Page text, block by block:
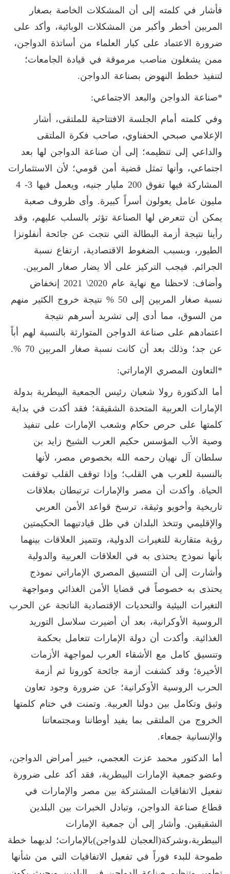
فأشار في كلمته إلى أن المشكلات الخاصة بصغار
المربين أخطر وأكبر من المشكلات الوبائية، وأكد على
ضرورة الاعتماد على كبار العلماء من أساتذة الدواجن،
ممن يشغلون مناصب مرموقة في قيادة الجامعات؛
لتنفيذ خطط النهوض بصناعة الدواجن.
*صناعة الدواجن والبعد الاجتماعي:
وفي كلمته أمام الجلسة الافتتاحية للملتقى، أشار
الإعلامي صبحي الحفناوي، صاحب فكرة الملتقى
والداعي إلى تنظيمه؛ إلى أن صناعة الدواجن لها بعد
اجتماعي، وأنها تمثل قضية أمن قومي؛ لأن الاستثمارات
المشاركة فيها تفوق 200 مليار جنيه، ويعمل فيها 3
-
4
مليون عامل يعولون أسراً كبيرة. وأى ظروف صعبة
يمكن أن تتعرض لها الصناعة تؤثر بالسلب عليهم، وقد
رأينا نتيجة أزمة البطالة التي نتجت عن جائحة أنفلونزا
الطيور، وبسبب الضغوط الاقتصادية، ارتفاع نسبة
الجرائم. فيجب التركيز على ألا يضار صغار المربين.
وأضاف: لاحظنا مع نهاية عام \2020
2021
إنخفاض
نسبة صغار المربين إلى 50 % نتيجة خروج الكثير منهم
من السوق، مما أدى إلى تشريد أسرهم نتيجة
اعتمادهم على صناعة الدواجن المتوارثة بالنسبة لهم أباً
عن جد؛ وذلك بعد أن كانت نسبة صغار المربين 70
%.
*التعاون المصري الإماراتي:
أما الدكتورة رولا شعبان رئيس الجمعية البيطرية بدولة
الإمارات العربية المتحدة الشقيقة؛ فقد أكدت في بداية
كلمتها على حرص حكام وشعب الإمارات على تنفيذ
وصية الأب المؤسس حكيم العرب الشيخ زايد بن
سلطان آل نهيان رحمه الله بخصوص مصر، لأنها
بالنسبة للعرب هي القلب؛ وإذا توقف القلب توقفت
الحياة. وأكدت أن مصر والإمارات ترتبطان بعلاقات
تاريخية وأخويو وثيقة، ترسخ قواعد الأمن العربي
والإقليمي وتتخذ البلدان في ظل قيادتيهما الحكيمتين
رؤية متقاربة للتغيرات الدولية، وتتميز العلاقات بينهما
بأنها نموذج يحتذى به في العلاقات العربية والدولية
وأشارت إلى أن التنسيق المصري الإماراتي نموذج
يحتذى به خصوصاً في قضايا الأمن الغذائي ومواجهة
التغيرات البيئية والتحديات الإقتصادية الناتجة عن الحرب
الروسية الأوكرانية، بعد أن أضيرت سلاسل التوريد
الغذائية. وأكدت أن دولة الإمارات تتعامل بحكمة
وتنسيق كامل مع الأشقاء العرب لمواجهة الأزمات
الأخيرة؛ وقد كشفت أزمة جائحة كورونا ثم أزمة
الحرب الروسية الأوكرانية؛ عن ضرورة وجود تعاون
وثيق وتكامل بين دولنا العربية. وتمنت في ختام كلمتها
الخروج من الملتقى بما يفيد أوطاننا ومجتمعاتنا
والإنسانية جمعاء.
أما الدكتور محمد عزت العجمي، خبير أمراض الدواجن،
وعضو جمعية الإمارات البيطرية، فقد أكد على ضرورة
تفعيل الاتفاقيات المشتركة بين مصر والإمارات في
قطاع صناعة الدواجن، وتبادل الخبرات بين البلدين
الشقيقين. وأشار إلى أن جمعية الإمارات
البيطرية،وشركة(العجبان للدواجن)بالإمارات؛ لديهما خطة
طموحة للبدء فوراً في تفعيل الاتفاقيات التي من شأنها